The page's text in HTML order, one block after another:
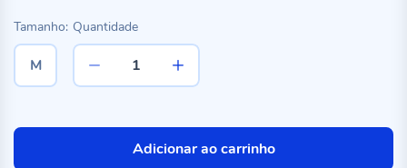
Tamanho:
M
Quantidade
Adicionar ao carrinho